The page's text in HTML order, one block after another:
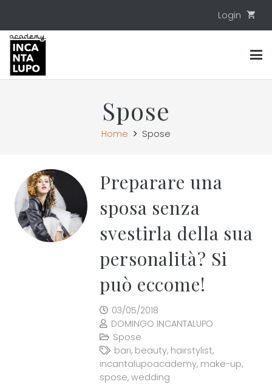
Login shopping_cart
Spose
Home Spose
Preparare una
sposa senza
svestirla della sua
personalità? Si
può eccome!
03/05/2018
DOMINGO INCANTALUPO
Spose
bari, beauty, hairstylist,
incantalupoacademy, make-up,
spose, wedding